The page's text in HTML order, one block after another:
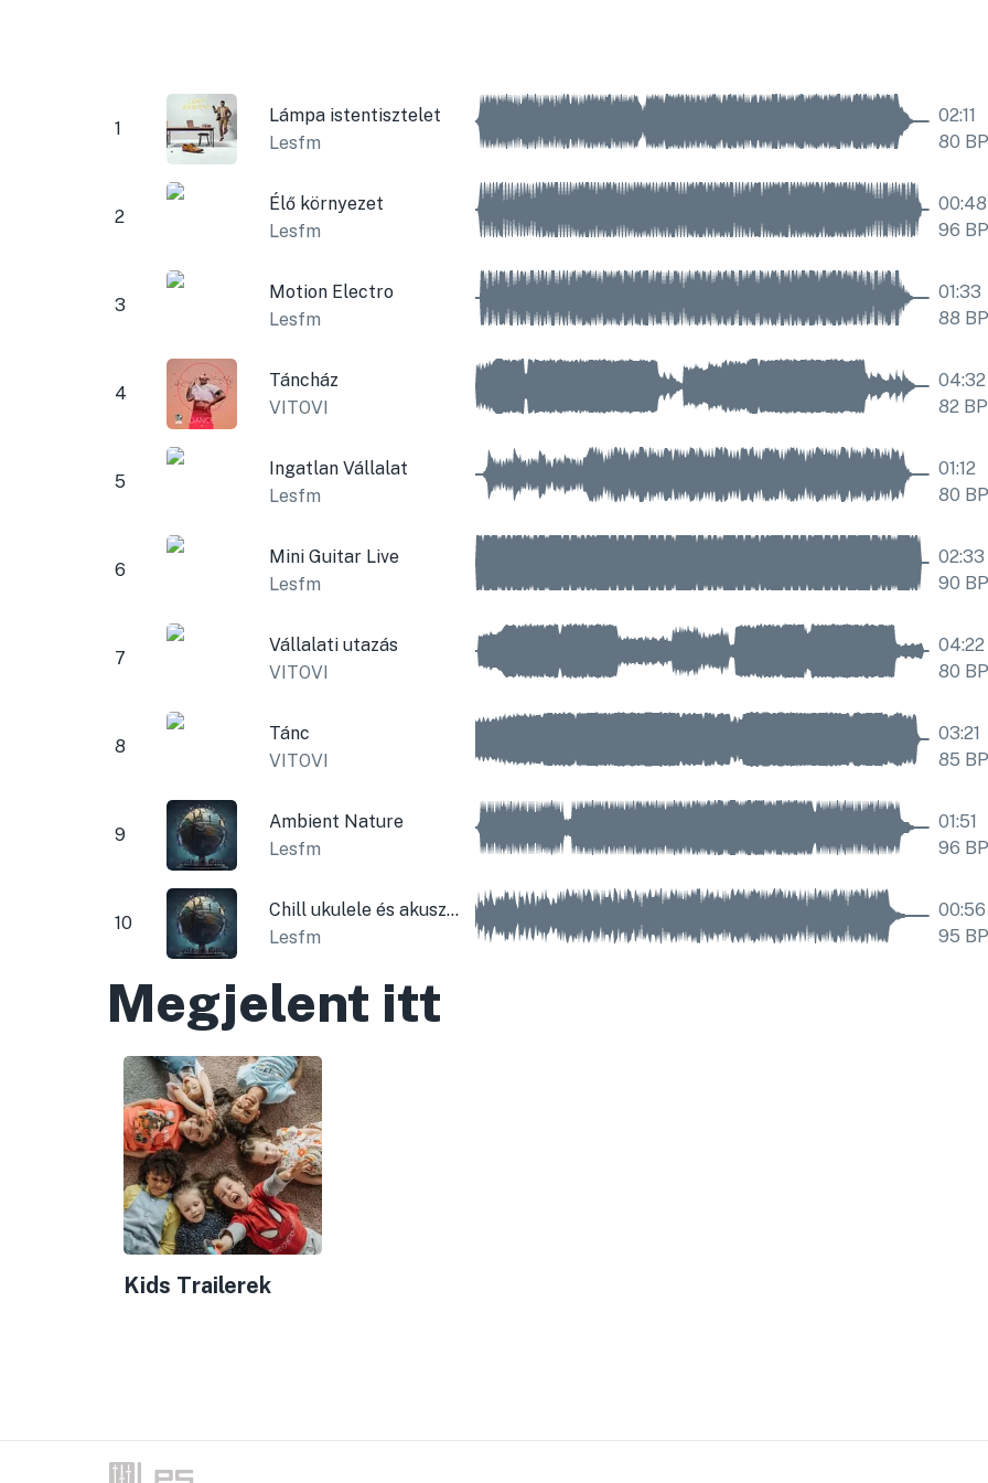
1
Lámpa istentisztelet
Lesfm
02:11
80
2
Élő környezet
Lesfm
00:48
96
3
Motion Electro
Lesfm
01:33
88
4
Táncház
VITOVI
04:32
82
5
Ingatlan Vállalat
Lesfm
01:12
80
6
Mini Guitar Live
Lesfm
02:33
90
7
Vállalati utazás
VITOVI
04:22
80
8
Tánc
VITOVI
03:21
85
9
Ambient Nature
Lesfm
01:51
96
10
Chill ukulele és akusztikus gitár
Lesfm
00:56
95
Megjelent itt
Kids Trailerek